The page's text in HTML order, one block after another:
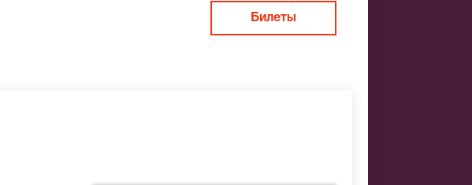
Билеты